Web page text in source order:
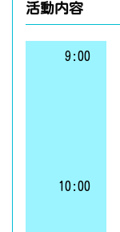
活動内容
9:00
10:00